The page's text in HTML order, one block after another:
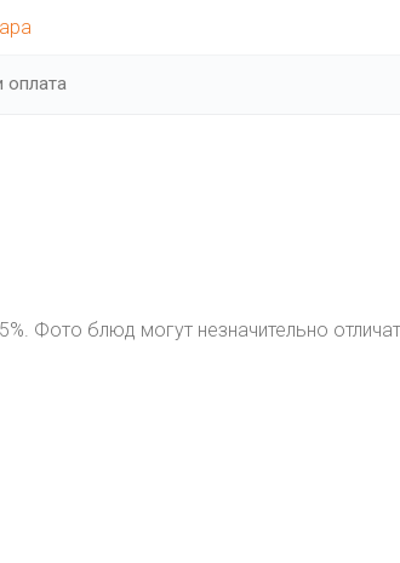
оплата
Фото блюд могут незначительно